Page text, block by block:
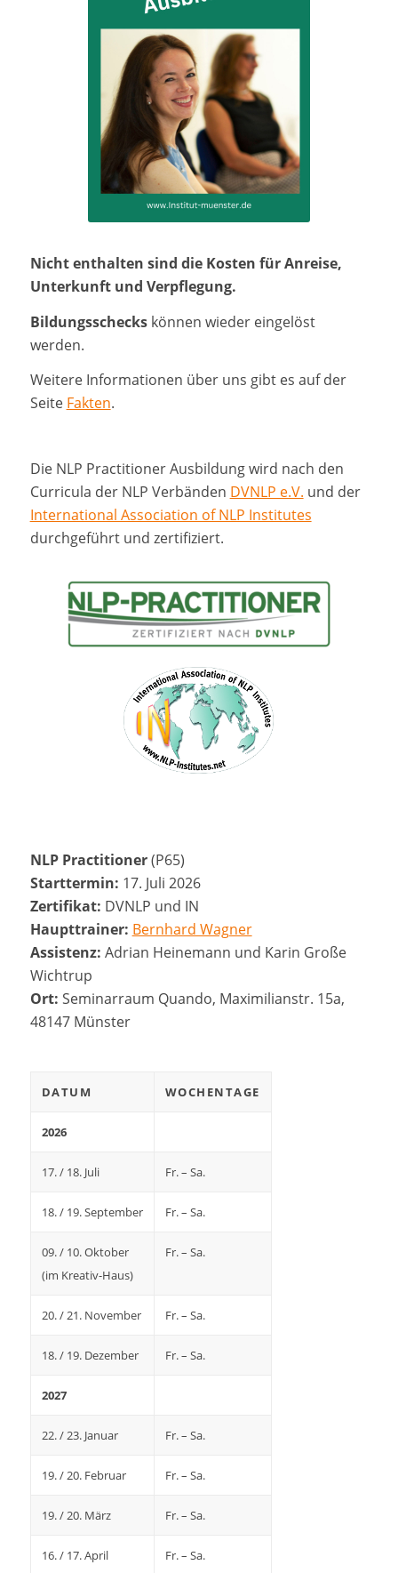
Nicht enthalten sind die Kosten für Anreise,
Unterkunft und Verpflegung.
Bildungsscheckskönnen wieder eingelöst
werden.
Weitere Informationen über uns gibt es auf der
Seite Fakten.
Die NLP Practitioner Ausbildung wird nach den
Curricula der NLP Verbänden DVNLP e.V. und der
International Association of NLP Institutes
durchgeführt und zertifiziert.
NLP Practitioner(P65)
Starttermin: 17. Juli 2026
Zertifikat: DVNLP und IN
Haupttrainer: Bernhard Wagner
Assistenz: Adrian Heinemann und Karin Große
Wichtrup
Ort: Seminarraum Quando, Maximilianstr. 15a,
48147 Münster
DATUM WOCHENTAGE
2026
17. / 18. Juli Fr. – Sa.
18. / 19. September Fr. – Sa.
09. / 10. Oktober
(im Kreativ-Haus)
Fr. – Sa.
20. / 21. November Fr. – Sa.
18. / 19. Dezember Fr. – Sa.
2027
22. / 23. Januar Fr. – Sa.
19. / 20. Februar Fr. – Sa.
19. / 20. März Fr. – Sa.
16. / 17. April Fr. – Sa.